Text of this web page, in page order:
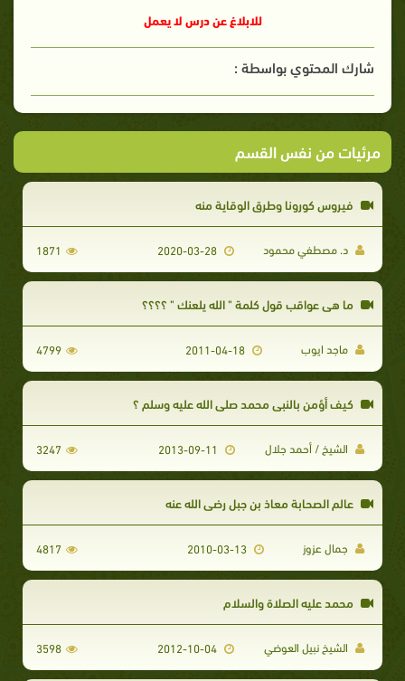
للابلاغ عن درس لا يعمل
شارك المحتوي بواسطة :
مرئيات من نفس القسم
فيروس كورونا وطرق الوقاية منه
د. مصطفي محمود 2020-03-28
1871
ما هي عواقب قول كلمة " الله يلعنك " ؟؟؟؟
ماجد ايوب 4799
كيف أؤمن بالنبي محمد صلى الله عليه وسلم ؟
الشيخ / أحمد جلال 3247
عالم الصحابة معاذ بن جبل رضى الله عنه
جمال عزوز 2010-03-13
4817
محمد عليه الصلاة والسلام
الشيخ نبيل العوضي 3598